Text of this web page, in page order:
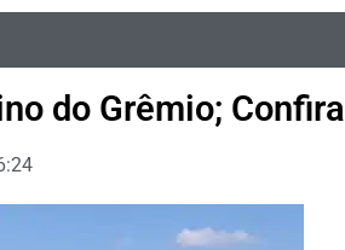
do Grêmio; Confira